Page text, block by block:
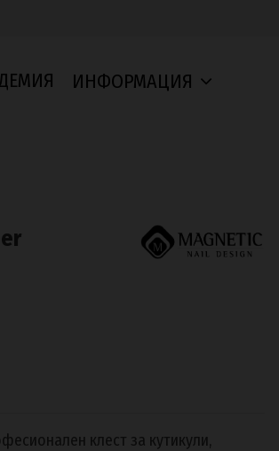
ИНФОРМАЦИЯ
клест за кутикули,